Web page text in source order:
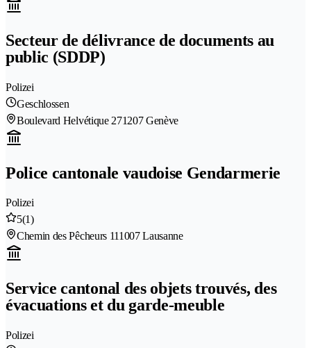
Secteur de délivrance de documents au
public (SDDP)
Polizei
Geschlossen
Boulevard Helvétique 271207 Genève
Police cantonale vaudoise Gendarmerie
Polizei
5(1)
Chemin des Pêcheurs 111007 Lausanne
Service cantonal des objets trouvés, des
évacuations et du garde-meuble
Polizei